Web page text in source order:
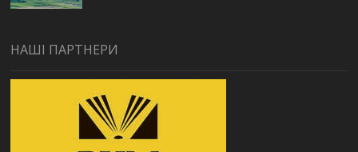
НАШІ ПАРТНЕРИ